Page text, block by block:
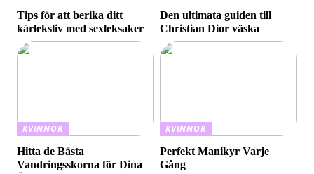
Tips för att berika ditt
kärleksliv med sexleksaker
Den ultimata guiden till
Christian Dior väska
KVINNOR
Hitta de Bästa
Vandringsskorna för Dina
KVINNOR
Perfekt Manikyr Varje
Gång